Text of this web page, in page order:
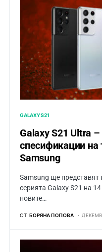
GALAXY S21
Galaxy S21 Ultra
спесификации на
Samsung
Samsung ще
серията Galaxy S21 на
новите…
ОТ БОРЯНА ПОПОВА